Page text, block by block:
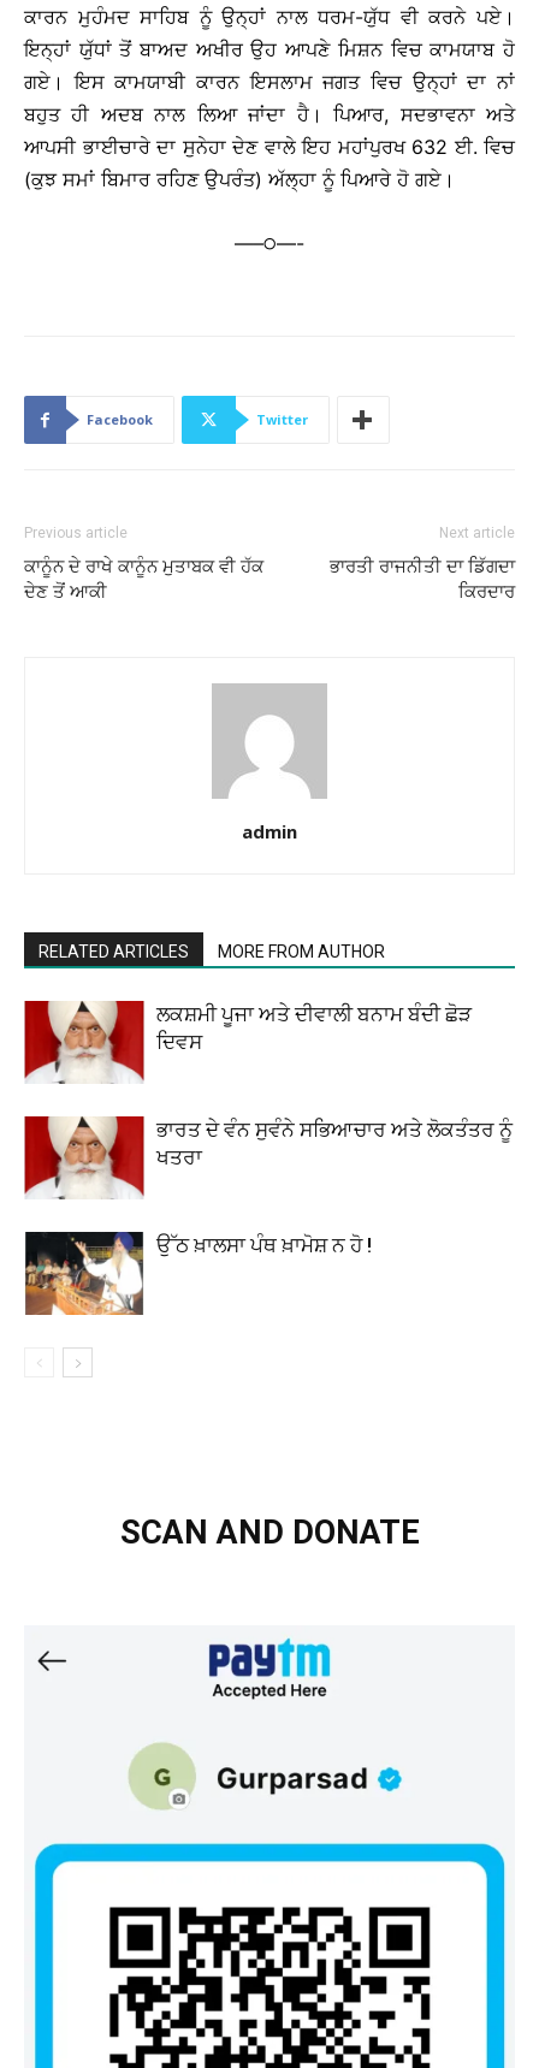
ਕਾਰਨ ਮੁਹੰਮਦ ਸਾਹਿਬ ਨੂੰ ਉਨ੍ਹਾਂ ਨਾਲ ਧਰਮ-ਯੁੱਧ ਵੀ ਕਰਨੇ ਪਏ।
ਇਨ੍ਹਾਂ ਯੁੱਧਾਂ ਤੋਂ ਬਾਅਦ ਅਖੀਰ ਉਹ ਆਪਣੇ ਮਿਸ਼ਨ ਵਿਚ ਕਾਮਯਾਬ ਹੋ
ਗਏ। ਇਸ ਕਾਮਯਾਬੀ ਕਾਰਨ ਇਸਲਾਮ ਜਗਤ ਵਿਚ ਉਨ੍ਹਾਂ ਦਾ ਨਾਂ
ਬਹੁਤ ਹੀ ਅਦਬ ਨਾਲ ਲਿਆ ਜਾਂਦਾ ਹੈ। ਪਿਆਰ, ਸਦਭਾਵਨਾ ਅਤੇ
ਆਪਸੀ ਭਾਈਚਾਰੇ ਦਾ ਸੁਨੇਹਾ ਦੇਣ ਵਾਲੇ ਇਹ ਮਹਾਂਪੁਰਖ 632 ਈ. ਵਿਚ
(ਕੁਝ ਸਮਾਂ ਬਿਮਾਰ ਰਹਿਣ ਉਪਰੰਤ) ਅੱਲ੍ਹਾ ਨੂੰ ਪਿਆਰੇ ਹੋ ਗਏ।
—–੦—-
Facebook Twitter
Previous article
ਕਾਨੂੰਨ ਦੇ ਰਾਖੇ ਕਾਨੂੰਨ ਮੁਤਾਬਕ ਵੀ ਹੱਕ
ਦੇਣ ਤੋਂ ਆਕੀ
Next article
ਭਾਰਤੀ ਰਾਜਨੀਤੀ ਦਾ ਡਿੱਗਦਾ
ਕਿਰਦਾਰ
admin
RELATED ARTICLES MORE FROM AUTHOR
ਲਕਸ਼ਮੀ ਪੂਜਾ ਅਤੇ ਦੀਵਾਲੀ ਬਨਾਮ ਬੰਦੀ ਛੋੜ
ਦਿਵਸ
ਭਾਰਤ ਦੇ ਵੰਨ ਸੁਵੰਨੇ ਸਭਿਆਚਾਰ ਅਤੇ ਲੋਕਤੰਤਰ ਨੂੰ
ਖਤਰਾ
ਉੱਠ ਖ਼ਾਲਸਾ ਪੰਥ ਖ਼ਾਮੋਸ਼ ਨ ਹੋ !
SCAN AND DONATE